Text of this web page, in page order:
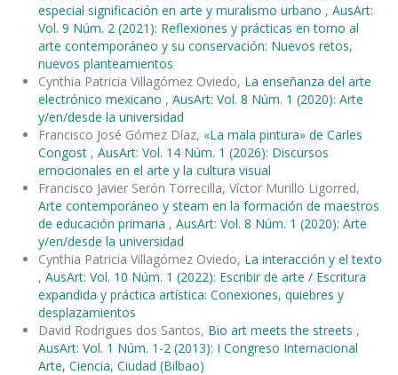
especial significación en arte y muralismo urbano , AusArt:
Vol. 9 Núm. 2 (2021): Reflexiones y prácticas en torno al
arte contemporáneo y su conservación: Nuevos retos,
nuevos planteamientos
Cynthia Patricia Villagómez Oviedo, La enseñanza del arte
electrónico mexicano , AusArt: Vol. 8 Núm. 1 (2020): Arte
y/en/desde la universidad
Francisco José Gómez Díaz, «La mala pintura» de Carles
Congost , AusArt: Vol. 14 Núm. 1 (2026): Discursos
emocionales en el arte y la cultura visual
Francisco Javier Serón Torrecilla, Víctor Murillo Ligorred,
Arte contemporáneo y steam en la formación de maestros
de educación primaria , AusArt: Vol. 8 Núm. 1 (2020): Arte
y/en/desde la universidad
Cynthia Patricia Villagómez Oviedo, La interacción y el texto
, AusArt: Vol. 10 Núm. 1 (2022): Escribir de arte / Escritura
expandida y práctica artística: Conexiones, quiebres y
desplazamientos
David Rodrigues dos Santos, Bio art meets the streets ,
AusArt: Vol. 1 Núm. 1-2 (2013): I Congreso Internacional
Arte, Ciencia, Ciudad (Bilbao)